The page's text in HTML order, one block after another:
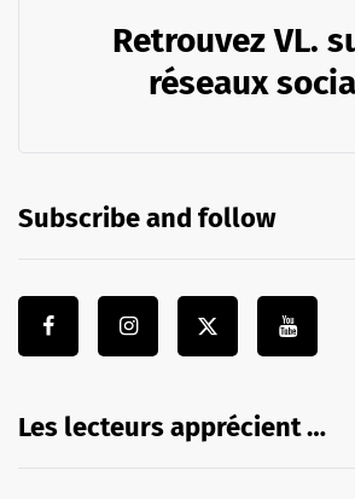
Retrouvez VL.
réseaux
Subscribe and follow
Les lecteurs apprécient …